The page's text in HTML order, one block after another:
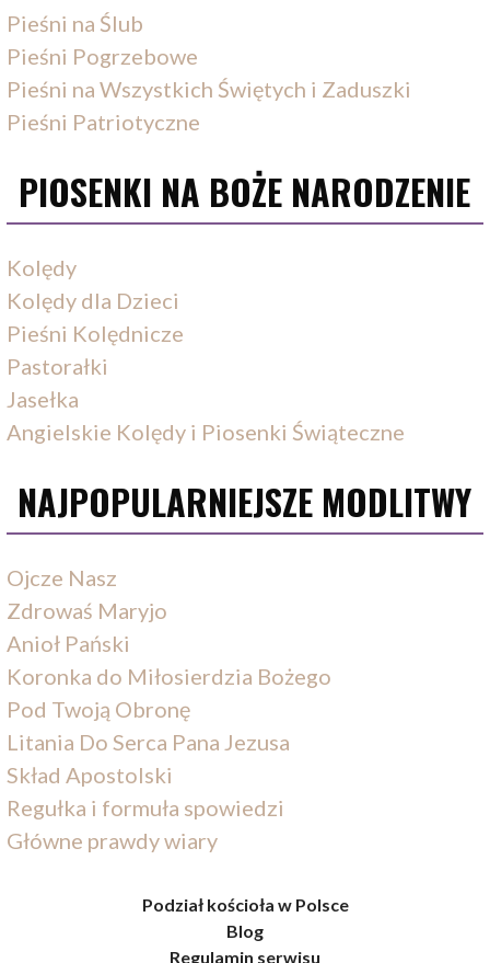
Pieśni na Ślub
Pieśni Pogrzebowe
Pieśni na Wszystkich Świętych i Zaduszki
Pieśni Patriotyczne
PIOSENKI NA BOŻE NARODZENIE
Kolędy
Kolędy dla Dzieci
Pieśni Kolędnicze
Pastorałki
Jasełka
Angielskie Kolędy i Piosenki Świąteczne
NAJPOPULARNIEJSZE MODLITWY
Ojcze Nasz
Zdrowaś Maryjo
Anioł Pański
Koronka do Miłosierdzia Bożego
Pod Twoją Obronę
Litania Do Serca Pana Jezusa
Skład Apostolski
Regułka i formuła spowiedzi
Główne prawdy wiary
Podział kościoła w Polsce
Blog
Regulamin serwisu